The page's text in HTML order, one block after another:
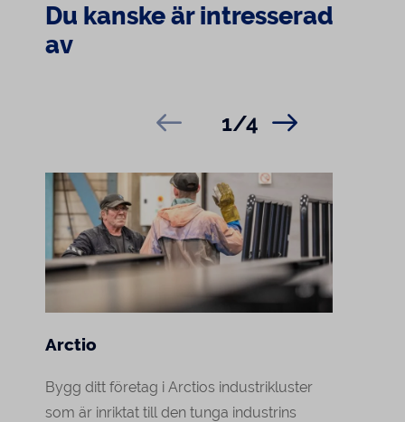
Du kanske är intresserad
av
Arctio
Bygg ditt företag i Arctios industrikluster
som är inriktat till den tunga industrins
1/4